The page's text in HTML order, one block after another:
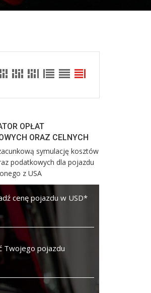
OPŁAT
ORAZ CELNYCH
symulację kosztów
podatkowych dla pojazdu
z USA
cenę pojazdu w USD*
Twojego pojazdu